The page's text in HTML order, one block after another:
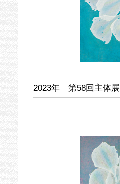
2023年 第58回主体展